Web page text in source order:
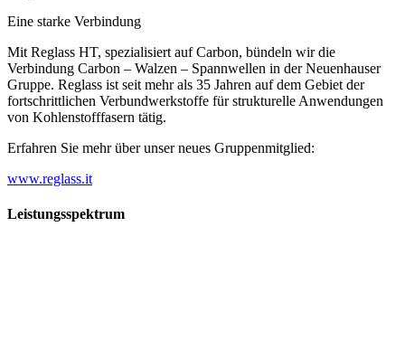
Eine starke Verbindung
Mit Reglass HT, spezialisiert auf Carbon, bündeln wir die
Verbindung Carbon – Walzen – Spannwellen in der Neuenhauser
Gruppe. Reglass ist seit mehr als 35 Jahren auf dem Gebiet der
fortschrittlichen Verbundwerkstoffe für strukturelle Anwendungen
von Kohlenstofffasern tätig.
Erfahren Sie mehr über unser neues Gruppenmitglied:
www.reglass.it
Leistungsspektrum